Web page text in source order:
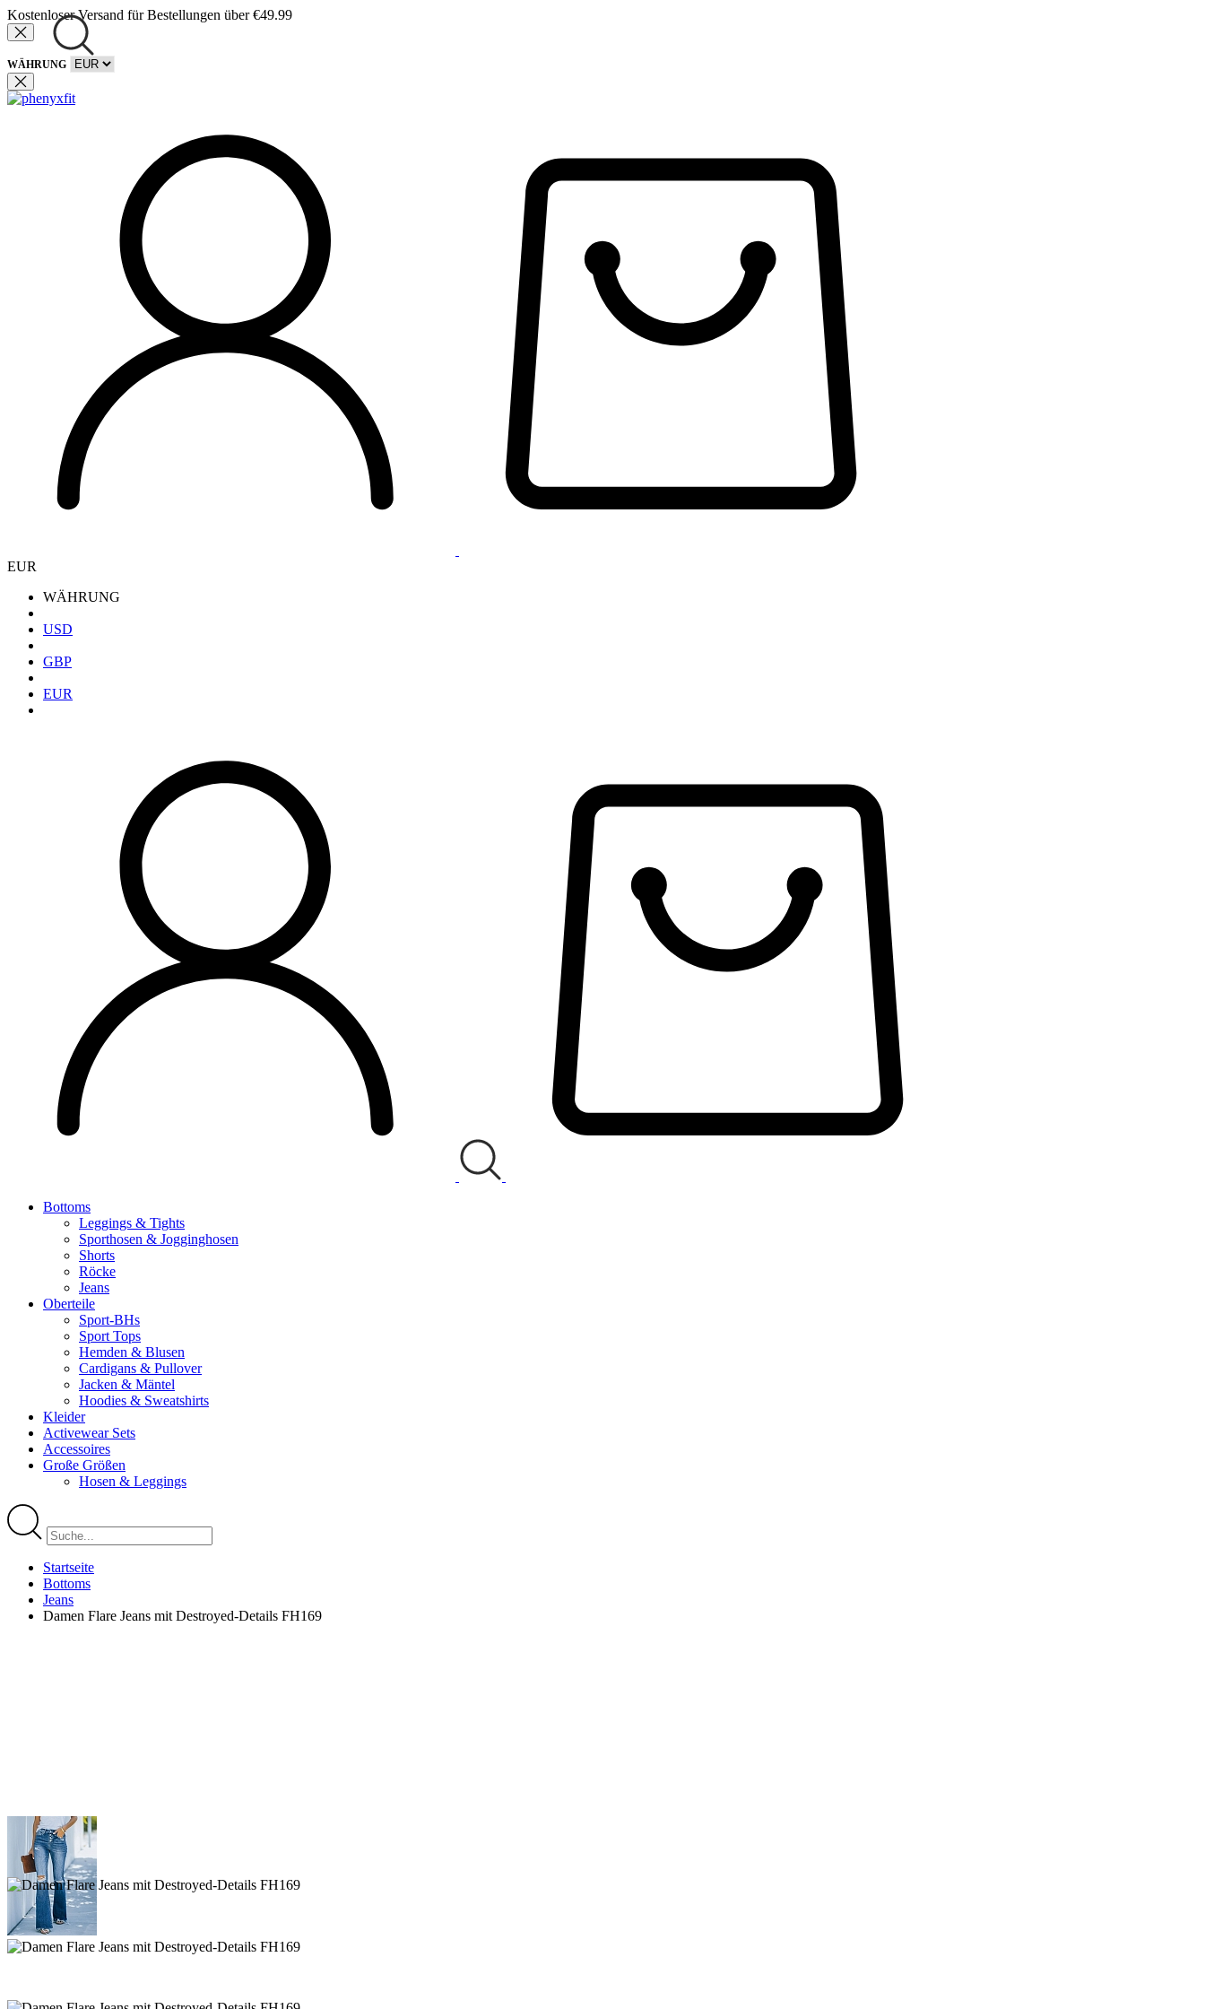
Kostenloser Versand für Bestellungen über €49.99
WÄHRUNG
EUR
WÄHRUNG
USD
GBP
EUR
Bottoms
Leggings & Tights
Sporthosen & Jogginghosen
Shorts
Röcke
Jeans
Oberteile
Sport-BHs
Sport Tops
Hemden & Blusen
Cardigans & Pullover
Jacken & Mäntel
Hoodies & Sweatshirts
Kleider
Activewear Sets
Accessoires
Große Größen
Hosen & Leggings
Startseite
Bottoms
Jeans
Damen Flare Jeans mit Destroyed-Details FH169